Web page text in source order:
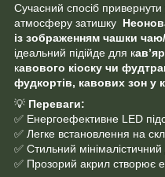
Сучасний спосіб привернути
атмосферу затишку
із зображенням чашки
ідеальний підійде для к
кавового кіоску чи
фудкортів, кавових зон у
💡 Переваги:
✅ Енергоефективне LED
✅ Легке встановлення на
✅ Стильний
✅ Прозорий акрил створює